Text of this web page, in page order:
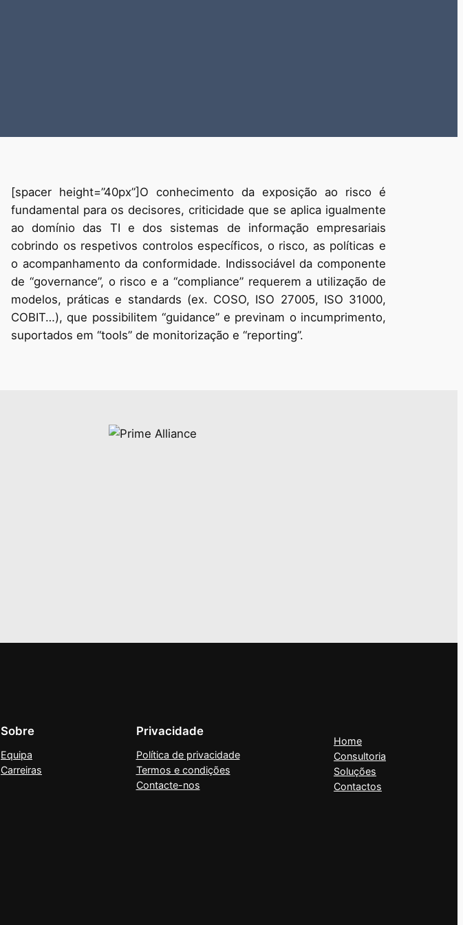
[spacer height=”40px”]O conhecimento da exposição ao risco é
fundamental para os decisores, criticidade que se aplica igualmente
ao domínio das TI e dos sistemas de informação empresariais
cobrindo os respetivos controlos específicos, o risco, as políticas e
o acompanhamento da conformidade. Indissociável da componente
de “governance”, o risco e a “compliance” requerem a utilização de
modelos, práticas e standards (ex. COSO, ISO 27005, ISO 31000,
COBIT…), que possibilitem “guidance” e previnam o incumprimento,
suportados em “tools” de monitorização e “reporting”.
Sobre
Equipa
Carreiras
Privacidade
Política de privacidade
Termos e condições
Contacte-nos
Home
Consultoria
Soluções
Contactos